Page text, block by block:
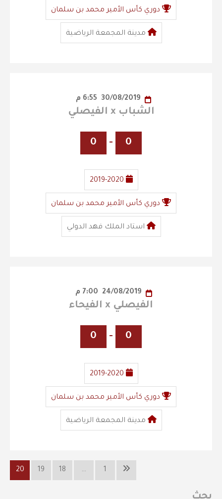
دوري كأس الأمير محمد بن سلمان
مدينة المجمعة الرياضية
الشباب x الفيصلي
0
-
0
2019-2020
دوري كأس الأمير محمد بن سلمان
استاد الملك فهد الدولي
الفيصلي x الفيحاء
0
-
0
2019-2020
دوري كأس الأمير محمد بن سلمان
مدينة المجمعة الرياضية
1
…
18
19
20